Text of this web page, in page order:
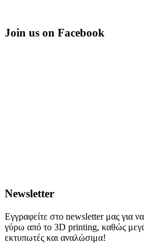
Join us on Facebook
Newsletter
Εγγραφείτε στο newsletter μας για
γύρω από το 3D printing, καθώς
εκτυπωτές και αναλώσιμα!